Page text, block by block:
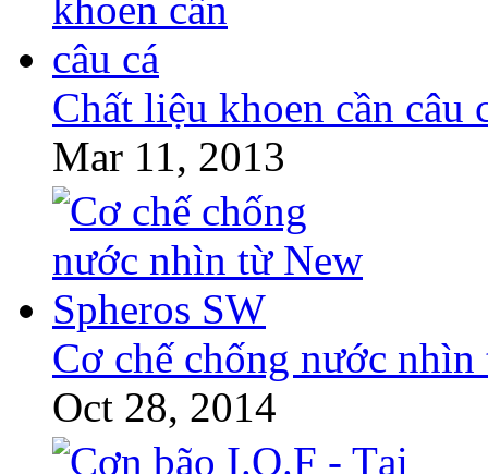
Chất liệu khoen cần câu
Mar 11, 2013
Cơ chế chống nước
Oct 28, 2014